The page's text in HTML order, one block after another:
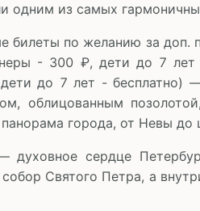
одним из самых
билеты по желанию за доп.
- 300 ₽, дети до 7 лет -
до 7 лет - бесплатно)
облицованным
города, от Невы
духовное сердце
Святого Петра, а